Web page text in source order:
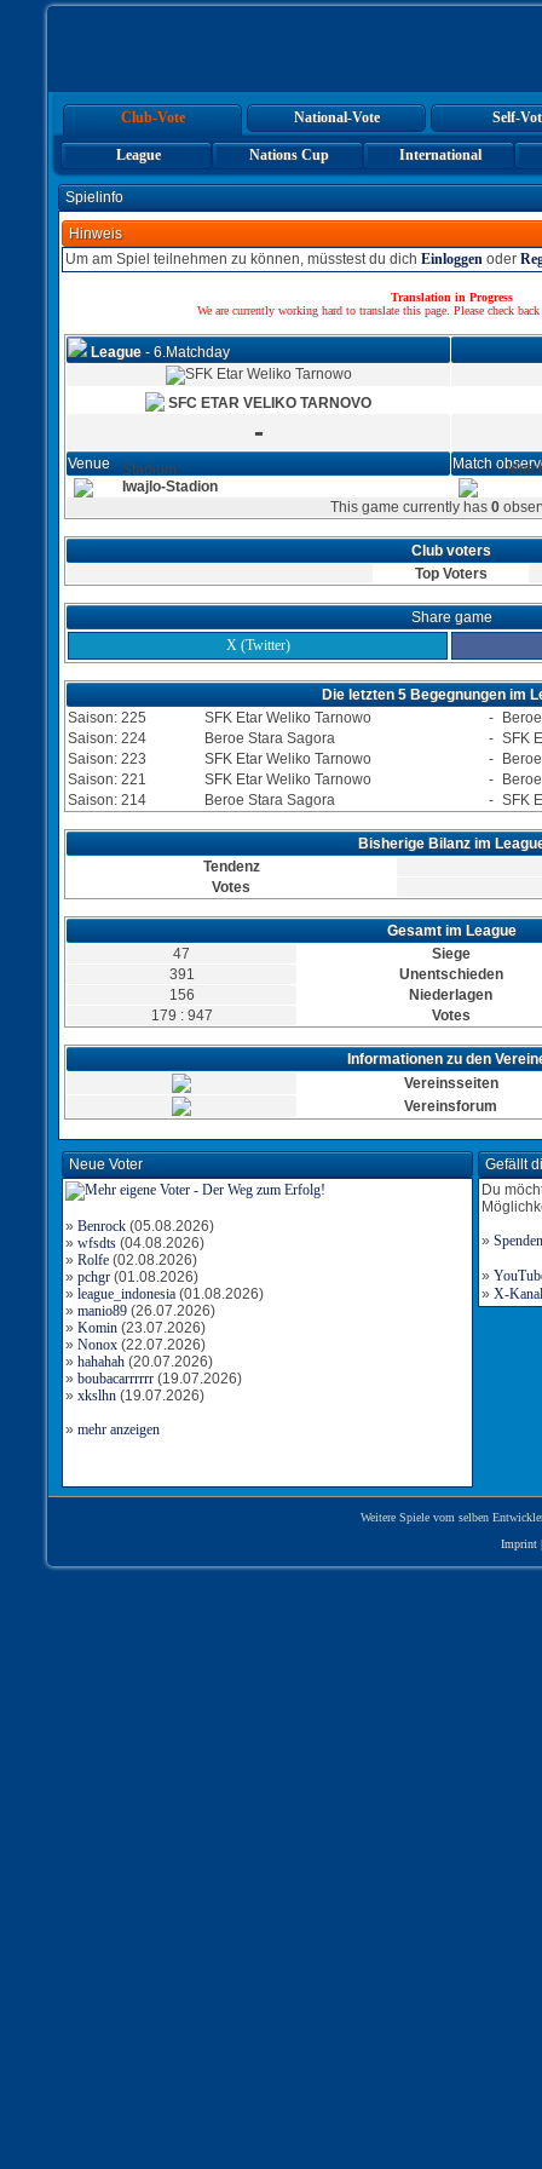
Club-Vote National-Vote Self-
League Nations Cup International
Spielinfo
Hinweis
Um am Spiel teilnehmen zu können, müsstest du dich Einloggen oder
Translation in Progress
We are currently working hard to translate this page. Please check
League- 6.Matchday
SFC ETAR VELIKO TARNOVO
-
Venue Match
Stadium:
Iwajlo-Stadion
This game currently has 0
Club voters
Top Voters
Share game
X (Twitter)
Die letzten 5 Begegnungen im
Saison: 225
SFK Etar Weliko Tarnowo -
Saison: 224
Beroe Stara Sagora - SFK
Saison: 223
SFK Etar Weliko Tarnowo -
Saison: 221
SFK Etar Weliko Tarnowo -
Saison: 214
Beroe Stara Sagora - SFK
Bisherige Bilanz im
Tendenz
Votes
Gesamt im League
47
Siege
391
Unentschieden
156
Niederlagen
179 : 947
Votes
Informationen zu den
Vereinsseiten
Vereinsforum
Neue Voter
» Benrock (05.08.2026)
» wfsdts (04.08.2026)
» Rolfe (02.08.2026)
» pchgr (01.08.2026)
» league_indonesia (01.08.2026)
» manio89 (26.07.2026)
» Komin (23.07.2026)
» Nonox (22.07.2026)
» hahahah (20.07.2026)
» boubacarrrrrr (19.07.2026)
» xkslhn (19.07.2026)
» mehr anzeigen
Gefällt
Du
» Spenden
»
» X-
Weitere Spiele vom selben
Imprint